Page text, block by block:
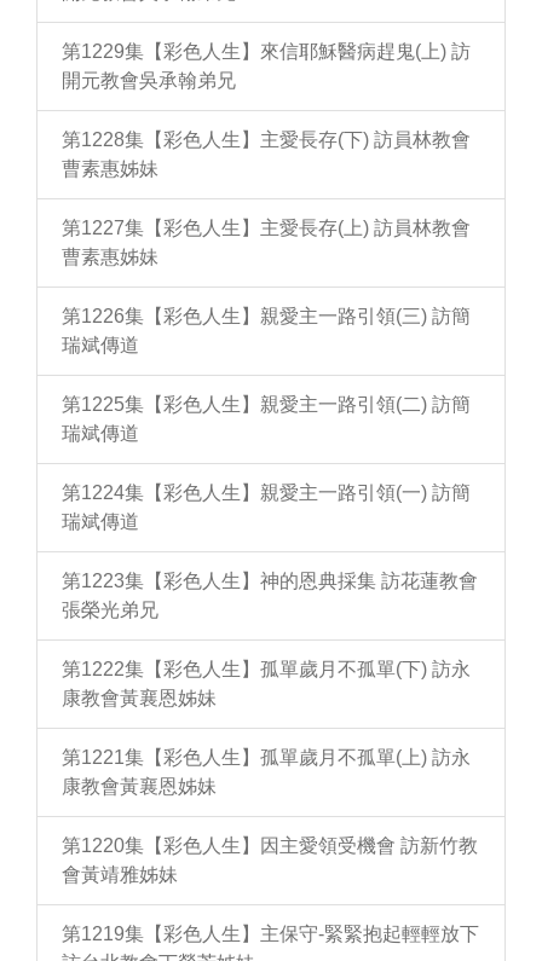
第1229集【彩色人生】來信耶穌醫病趕鬼(上) 訪
開元教會吳承翰弟兄
第1228集【彩色人生】主愛長存(下) 訪員林教會
曹素惠姊妹
第1227集【彩色人生】主愛長存(上) 訪員林教會
曹素惠姊妹
第1226集【彩色人生】親愛主一路引領(三) 訪簡
瑞斌傳道
第1225集【彩色人生】親愛主一路引領(二) 訪簡
瑞斌傳道
第1224集【彩色人生】親愛主一路引領(一) 訪簡
瑞斌傳道
第1223集【彩色人生】神的恩典採集 訪花蓮教會
張榮光弟兄
第1222集【彩色人生】孤單歲月不孤單(下) 訪永
康教會黃襄恩姊妹
第1221集【彩色人生】孤單歲月不孤單(上) 訪永
康教會黃襄恩姊妹
第1220集【彩色人生】因主愛領受機會 訪新竹教
會黃靖雅姊妹
第1219集【彩色人生】主保守-緊緊抱起輕輕放下